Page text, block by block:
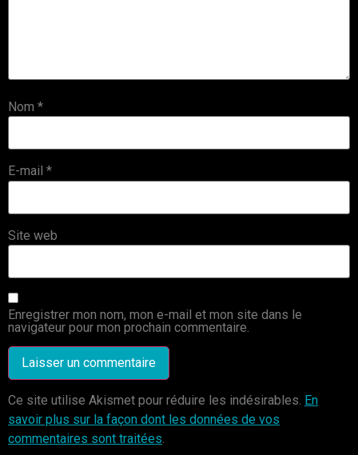
Nom *
E-mail *
Site web
Enregistrer mon nom, mon e-mail et mon site dans le
navigateur pour mon prochain commentaire.
Ce site utilise Akismet pour réduire les indésirables. En
savoir plus sur la façon dont les données de vos
commentaires sont traitées.